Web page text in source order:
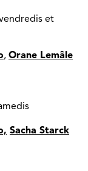
et
, Orane Lemâle
Sacha Starck